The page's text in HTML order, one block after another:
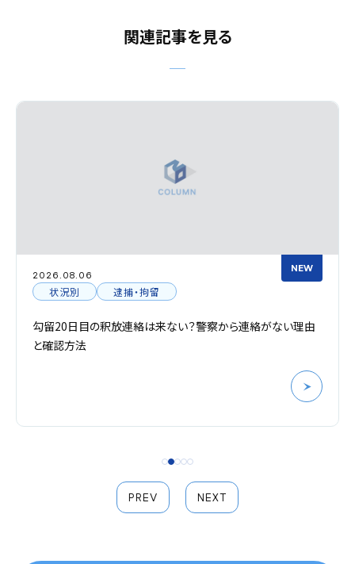
関連記事を見る
2026.08.06
NEW
状況別
逮捕・拘留
勾留20日目の釈放連絡は来ない？警察から連絡がない理由
と確認方法
PREV NEXT